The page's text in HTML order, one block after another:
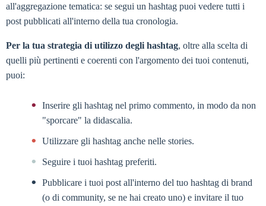
all'aggregazione tematica: se segui un hashtag puoi vedere tutti i
post pubblicati all'interno della tua cronologia.
Per la tua strategia di utilizzo degli hashtag, oltre alla scelta di
quelli più pertinenti e coerenti con l'argomento dei tuoi contenuti,
puoi:
Inserire gli hashtag nel primo commento, in modo da non
"sporcare" la didascalia.
Utilizzare gli hashtag anche nelle stories.
Seguire i tuoi hashtag preferiti.
Pubblicare i tuoi post all'interno del tuo hashtag di brand
(o di community, se ne hai creato uno) e invitare il tuo